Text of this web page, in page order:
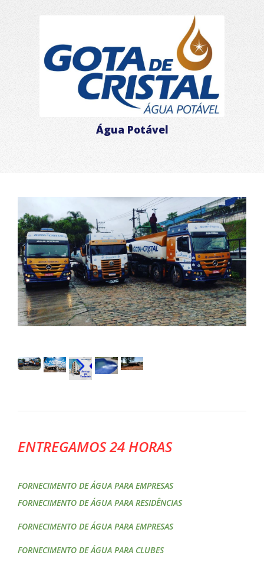
Água Potável
ENTREGAMOS 24 HORAS
FORNECIMENTO DE ÁGUA PARA EMPRESAS
FORNECIMENTO DE ÁGUA PARA RESIDÊNCIAS
FORNECIMENTO DE ÁGUA PARA EMPRESAS
FORNECIMENTO DE ÁGUA PARA CLUBES